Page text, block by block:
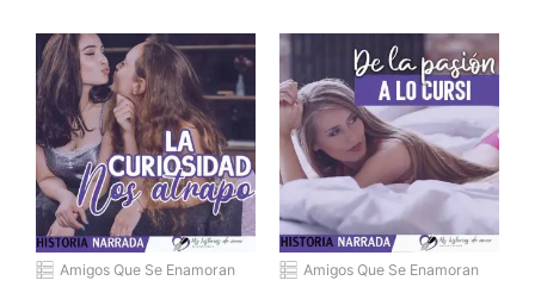
Amigos Que Se Enamoran Amigos Que Se Enamoran